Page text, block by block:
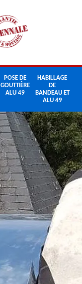
POSE DE
GOUTTIÈRE
ALU 49
HABILLAGE
DE
BANDEAU ET
ALU 49